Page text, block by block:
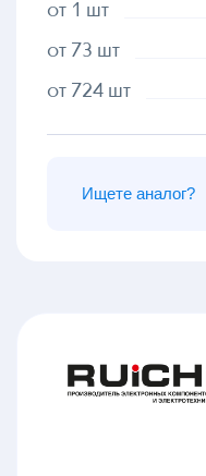
от 1 шт
от 73 шт
от 724 шт
Ищете аналог?